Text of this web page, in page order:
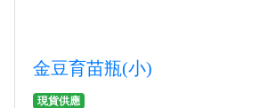
金豆育苗瓶(小)
現貨供應